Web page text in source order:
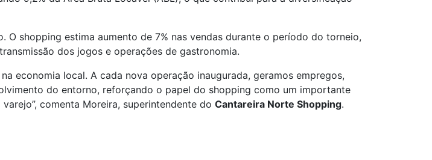
shopping estima aumento de 7% nas vendas durante o período do torneio,
dos jogos e operações de gastronomia.
economia local. A cada nova operação inaugurada, geramos empregos,
do entorno, reforçando o papel do shopping como um importante
comenta Moreira, superintendente do Cantareira Norte Shopping.